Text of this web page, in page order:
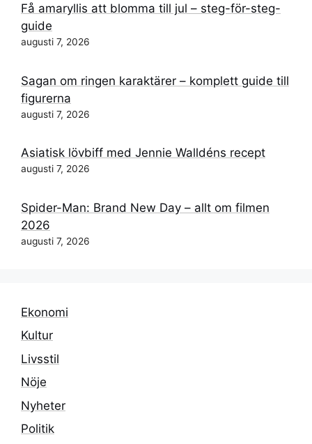
Få amaryllis att blomma till jul – steg-för-steg-
guide
augusti 7, 2026
Sagan om ringen karaktärer – komplett guide till
figurerna
augusti 7, 2026
Asiatisk lövbiff med Jennie Walldéns recept
augusti 7, 2026
Spider-Man: Brand New Day – allt om filmen
2026
augusti 7, 2026
Ekonomi
Kultur
Livsstil
Nöje
Nyheter
Politik